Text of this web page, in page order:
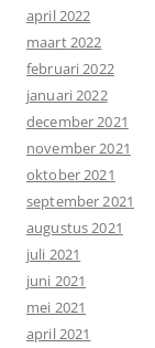
april 2022
maart 2022
februari 2022
januari 2022
december 2021
november 2021
oktober 2021
september 2021
augustus 2021
juli 2021
juni 2021
mei 2021
april 2021